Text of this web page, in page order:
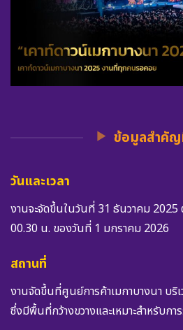
ข้อมูลสำคัญ
วันและเวลา
งานจะจัดขึ้นในวันที่ 31 ธันวาคม 2025
00.30 น. ของวันที่ 1 มกราคม 2026
สถานที่
งานจัดขึ้นที่ศูนย์การค้าเมกาบางนา บ
ซึ่งมีพื้นที่กว้างขวางและเหมาะสำหรับก